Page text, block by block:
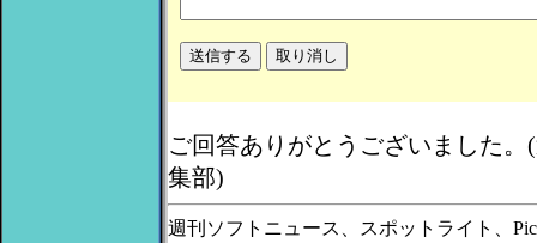
ご回答ありがとうございました
集部)
週刊ソフトニュース、スポットライト、